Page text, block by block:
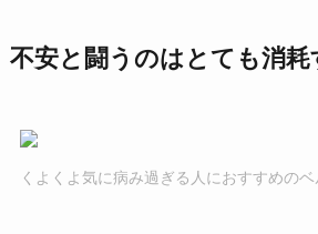
不安と闘うのはとても消耗
くよくよ気に病み過ぎる人におすすめのベ